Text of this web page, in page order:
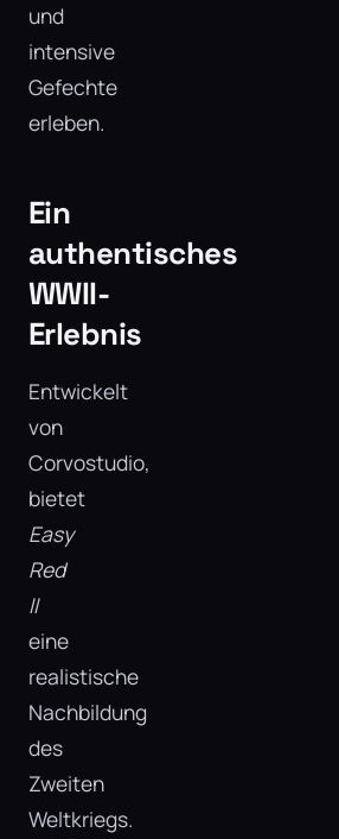
und
intensive
Gefechte
erleben.
Ein
authentisches
WWII-
Erlebnis
Entwickelt
von
Corvostudio,
bietet
Easy
Red
II
eine
realistische
Nachbildung
des
Zweiten
Weltkriegs.